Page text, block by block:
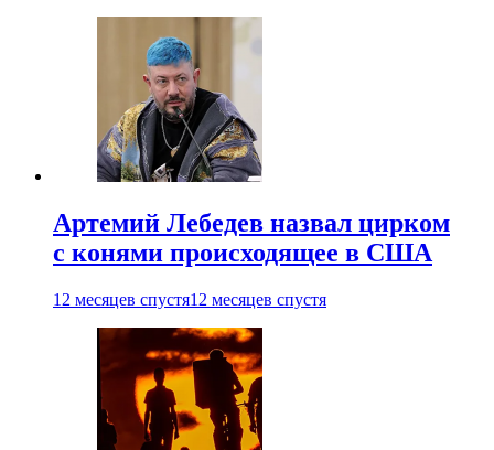
Артемий Лебедев назвал цирком
с конями происходящее в США
12 месяцев спустя12 месяцев спустя